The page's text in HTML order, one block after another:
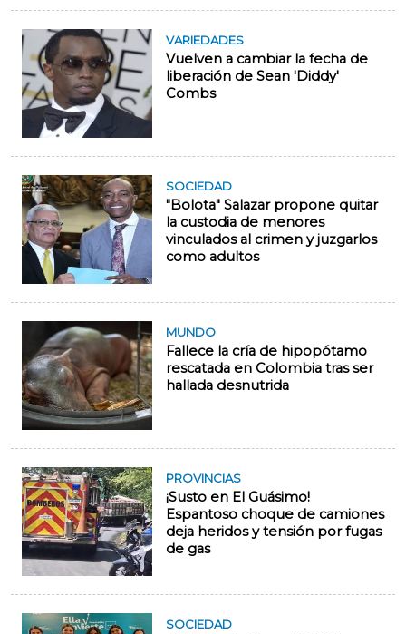
VARIEDADES
Vuelven a cambiar la fecha de
liberación de Sean 'Diddy'
Combs
SOCIEDAD
"Bolota" Salazar propone quitar
la custodia de menores
vinculados al crimen y juzgarlos
como adultos
MUNDO
Fallece la cría de hipopótamo
rescatada en Colombia tras ser
hallada desnutrida
PROVINCIAS
¡Susto en El Guásimo!
Espantoso choque de camiones
deja heridos y tensión por fugas
de gas
SOCIEDAD